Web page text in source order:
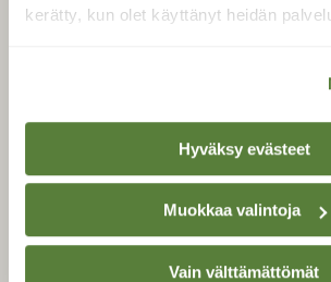
kerätty, kun olet käyttänyt heidän
Hyväksy evästeet
Muokkaa valintoja
Vain välttämättömät
Äänestä
SUOMEN
Suomen
kustantaja